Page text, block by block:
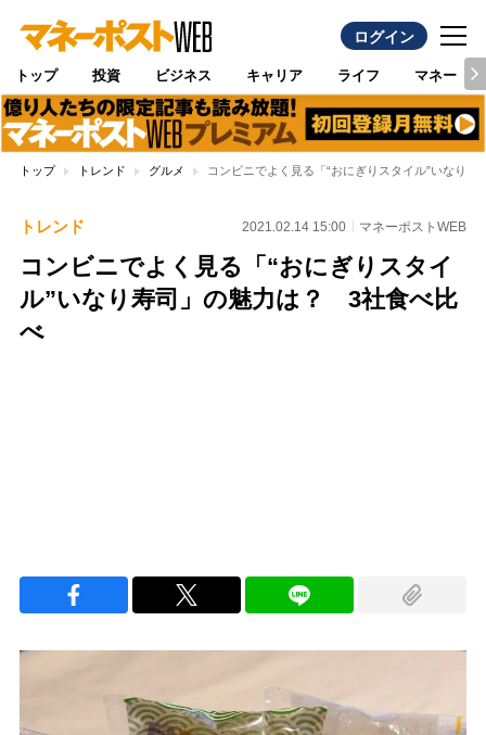
ログイン
トップ 投資 ビジネス キャリア ライフ マネー
トップ トレンド グルメ コンビニでよく見る「“おにぎりスタイル”いなり
トレンド 2021.02.14 15:00 マネーポストWEB
コンビニでよく見る「“おにぎりスタイ
ル”いなり寿司」の魅力は？ 3社食べ比
べ